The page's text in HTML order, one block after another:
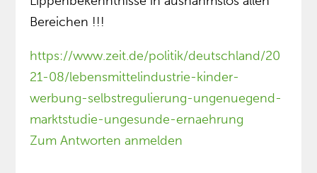
Bereichen !!!
https://www.zeit.de/politik/deutschland/20
21-08/lebensmittelindustrie-kinder-
werbung-selbstregulierung-ungenuegend-
marktstudie-ungesunde-ernaehrung
Zum Antworten anmelden